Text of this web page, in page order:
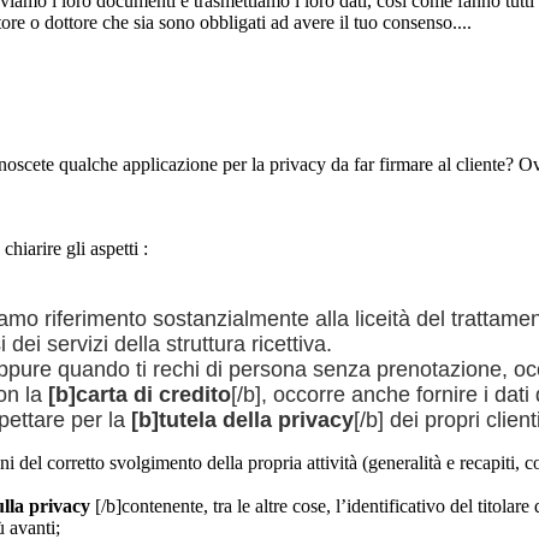
o dottore che sia sono obbligati ad avere il tuo consenso....
qualche applicazione per la privacy da far firmare al cliente?
gli aspetti :
riferimento sostanzialmente alla liceità del
servizi della struttura ricettiva.
quando ti rechi di persona senza prenotazione,
la [b]carta di credito[/b], occorre anche fornire i dati
per la [b]tutela della privacy[/b] dei propri
del corretto svolgimento della propria attività (generalità e recapiti,
privacy [/b]contenente, tra le altre cose, l’identificativo del
avanti;